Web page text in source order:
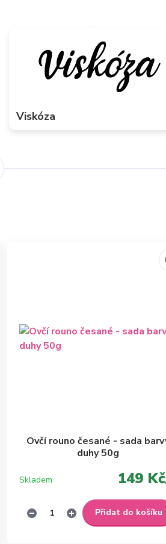
Viskóza
Ovčí rouno česané - sada
duhy 50g
149 Kč
Skladem
Přidat do košíku